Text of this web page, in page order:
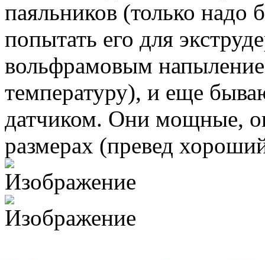
паяльников (только надо
попытать его для
вольфрамовым
температуру), и еще
датчиком. Они мощные,
размерах (превед